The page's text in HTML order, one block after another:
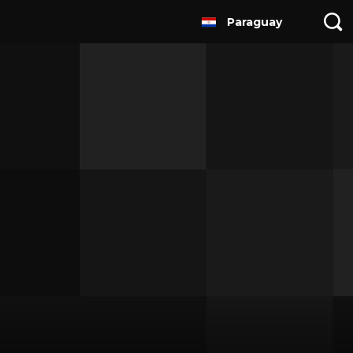
Paraguay